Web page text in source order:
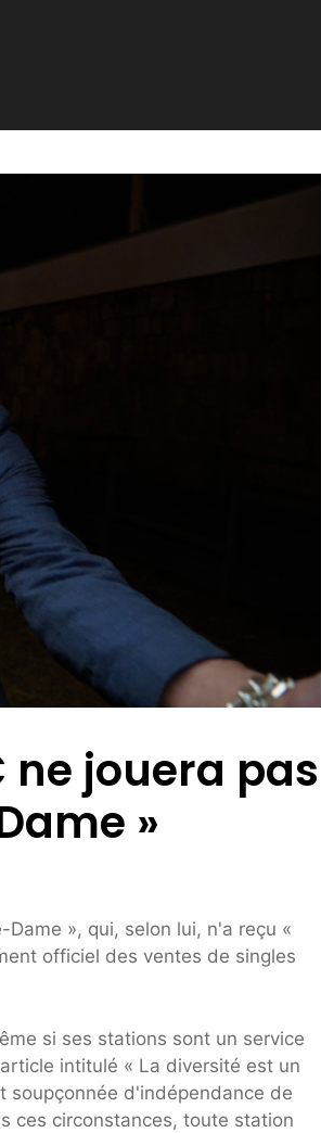
ne jouera pas
»
», qui, selon lui, n'a reçu «
officiel des ventes de singles
si ses stations sont un service
intitulé « La diversité est un
soupçonnée d'indépendance de
ces circonstances, toute station